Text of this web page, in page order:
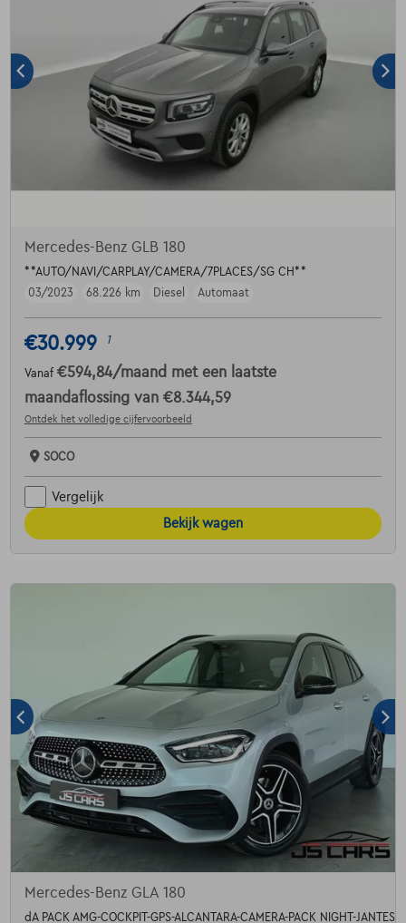
Mercedes-Benz GLB 180
**AUTO/NAVI/CARPLAY/CAMERA/7PLACES/SG CH**
03/2023
68.226 km Diesel Automaat
€30.999 1
Vanaf €594,84/maand met een laatste
maandaflossing van €8.344,59
Ontdek het volledige cijfervoorbeeld
SOCO
Vergelijk
Bekijk wagen
Mercedes-Benz GLA 180
dA PACK AMG-COCKPIT-GPS-ALCANTARA-CAMERA-PACK NIGHT-